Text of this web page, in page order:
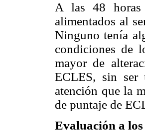
A las 48 horas
alimentados al
Ninguno tenía
condiciones de
mayor de
ECLES, sin ser
atención que la
de puntaje de
Evaluación a